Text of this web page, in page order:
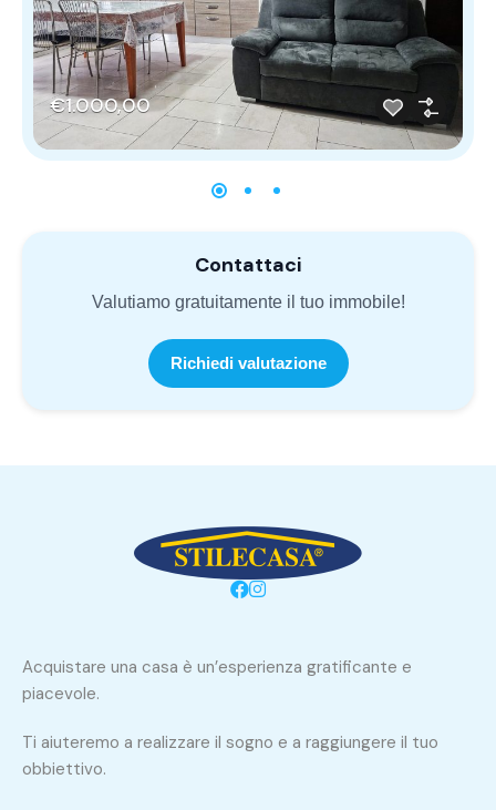
€1.000,00
Contattaci
Valutiamo gratuitamente il tuo immobile!
Richiedi valutazione
Acquistare una casa è un’esperienza gratificante e
piacevole.
Ti aiuteremo a realizzare il sogno e a raggiungere il tuo
obbiettivo.